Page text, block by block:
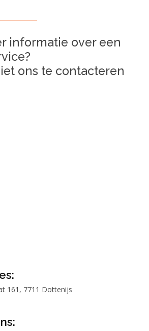
informatie over een
ons te contacteren
161, 7711 Dottenijs